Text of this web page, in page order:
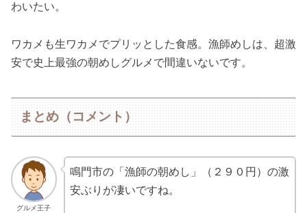
わいたい。
ワカメも生ワカメでプリッとした食感。漁師めしは、超激
安で史上最強の朝めしグルメで間違いないです。
まとめ（コメント）
グルメ王子
鳴門市の「漁師の朝めし」（２９０円）の激
安ぶりが凄いですね。